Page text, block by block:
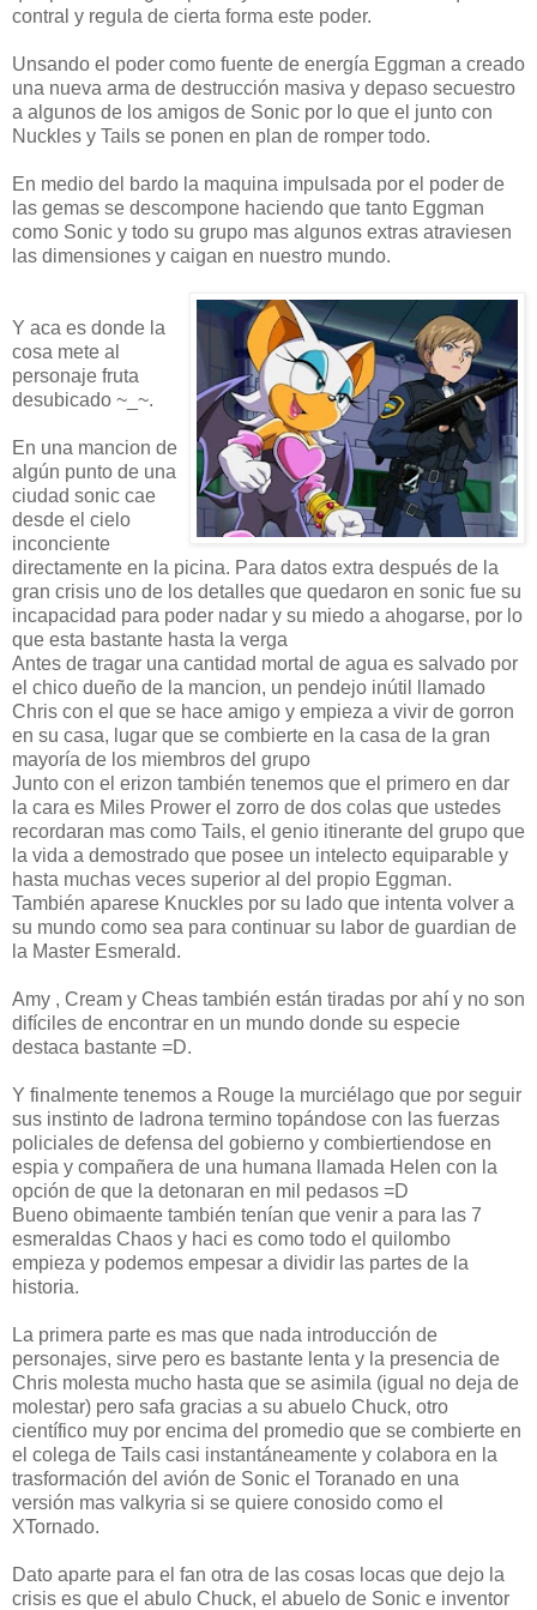
contral y regula de cierta forma este poder.
Unsando el poder como fuente de energía Eggman a creado
una nueva arma de destrucción masiva y depaso secuestro
a algunos de los amigos de Sonic por lo que el junto con
Nuckles y Tails se ponen en plan de romper todo.
En medio del bardo la maquina impulsada por el poder de
las gemas se descompone haciendo que tanto Eggman
como Sonic y todo su grupo mas algunos extras atraviesen
las dimensiones y caigan en nuestro mundo.
Y aca es donde la
cosa mete al
personaje fruta
desubicado ~_~.
En una mancion de
algún punto de una
ciudad sonic cae
desde el cielo
inconciente
directamente en la picina. Para datos extra después de la
gran crisis uno de los detalles que quedaron en sonic fue su
incapacidad para poder nadar y su miedo a ahogarse, por lo
que esta bastante hasta la verga
Antes de tragar una cantidad mortal de agua es salvado por
el chico dueño de la mancion, un pendejo inútil llamado
Chris con el que se hace amigo y empieza a vivir de gorron
en su casa, lugar que se combierte en la casa de la gran
mayoría de los miembros del grupo
Junto con el erizon también tenemos que el primero en dar
la cara es Miles Prower el zorro de dos colas que ustedes
recordaran mas como Tails, el genio itinerante del grupo que
la vida a demostrado que posee un intelecto equiparable y
hasta muchas veces superior al del propio Eggman.
También aparese Knuckles por su lado que intenta volver a
su mundo como sea para continuar su labor de guardian de
la Master Esmerald.
Amy , Cream y Cheas también están tiradas por ahí y no son
difíciles de encontrar en un mundo donde su especie
destaca bastante =D.
Y finalmente tenemos a Rouge la murciélago que por seguir
sus instinto de ladrona termino topándose con las fuerzas
policiales de defensa del gobierno y combiertiendose en
espia y compañera de una humana llamada Helen con la
opción de que la detonaran en mil pedasos =D
Bueno obimaente también tenían que venir a para las 7
esmeraldas Chaos y haci es como todo el quilombo
empieza y podemos empesar a dividir las partes de la
historia.
La primera parte es mas que nada introducción de
personajes, sirve pero es bastante lenta y la presencia de
Chris molesta mucho hasta que se asimila (igual no deja de
molestar) pero safa gracias a su abuelo Chuck, otro
científico muy por encima del promedio que se combierte en
el colega de Tails casi instantáneamente y colabora en la
trasformación del avión de Sonic el Toranado en una
versión mas valkyria si se quiere conosido como el
XTornado.
Dato aparte para el fan otra de las cosas locas que dejo la
crisis es que el abulo Chuck, el abuelo de Sonic e inventor